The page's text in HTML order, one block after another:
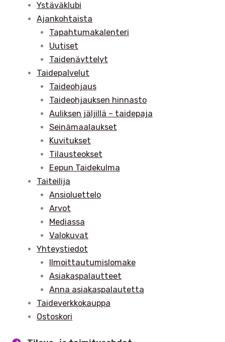
Ystäväklubi
Ajankohtaista
Tapahtumakalenteri
Uutiset
Taidenäyttelyt
Taidepalvelut
Taideohjaus
Taideohjauksen hinnasto
Auliksen jäljillä – taidepaja
Seinämaalaukset
Kuvitukset
Tilausteokset
Eepun Taidekulma
Taiteilija
Ansioluettelo
Arvot
Mediassa
Valokuvat
Yhteystiedot
Ilmoittautumislomake
Asiakaspalautteet
Anna asiakaspalautetta
Taideverkkokauppa
Ostoskori